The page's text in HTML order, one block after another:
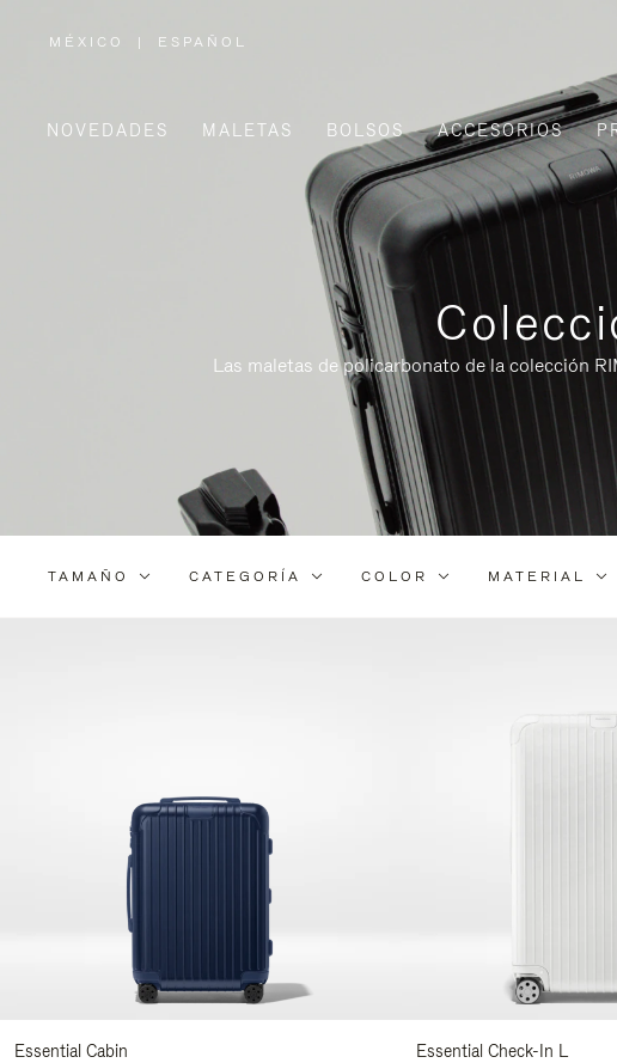
MÉXICO
,
| ESPAÑOL
NOVEDADES MALETAS BOLSOS ACCESORIOS
Las maletas de policarbonato de la colección
Filtra
TAMAÑO CATEGORÍA COLOR MATERIAL
Essential Cabin
Essential Check-In L